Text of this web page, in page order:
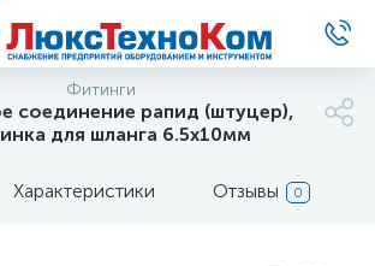
Фитинги
соединение рапид (штуцер),
для шланга 6.5x10мм
Характеристики Отзывы 0